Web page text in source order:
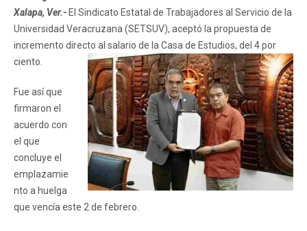
Xalapa, Ver.- El Sindicato Estatal de Trabajadores al Servicio de la
Universidad Veracruzana (SETSUV), aceptó la propuesta de
incremento directo al salario de la Casa de Estudios, del 4 por
ciento.
Fue así que
firmaron el
acuerdo con
el que
concluye el
emplazamie
nto a huelga
que vencía este 2 de febrero.